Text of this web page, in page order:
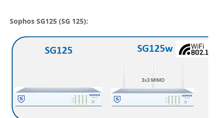
Sophos SG125 (SG 125):